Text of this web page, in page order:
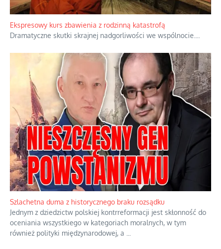
Watykan woli skupiać się na łagodnym wizerunku Maryi,
ukrywając przed światem pełną i bardziej surową treść jej
orędzia....
Ekspresowy kurs zbawienia z rodzinną katastrofą
Dramatyczne skutki skrajnej nadgorliwości we wspólnocie.